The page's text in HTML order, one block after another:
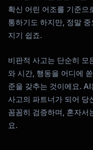
확신 어린 어조를 기준으
통하기도 하지만, 정말
지기 쉽죠.
비판적 사고는 단순히 모
와 시간, 행동을 어디에
준을 갖추는 것이에요.
사고의 파트너가 되어 당
꼼꼼히 검증하며, 혼자서
요.